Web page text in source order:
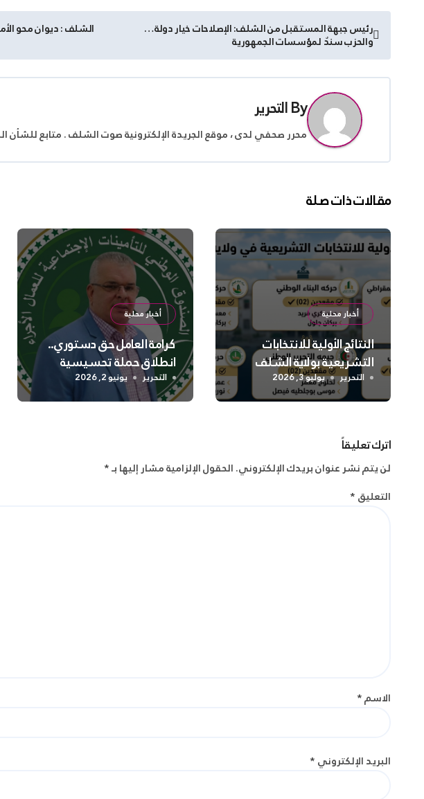
تصفّح
المقالات
رئيس جبهة المستقبل من الشلف: الإصلاحات خيار دولة…
والحزب سندٌ لمؤسسات الجمهورية
الشلف : ديوان محو
Byالتحرير
محرر صحفي لدى ، موقع الجريدة الإلكترونية صوت الشلف . متابع للشأن
مقالات ذات صلة
أخبار محلية
النتائج الأولية للانتخابات
التشريعية بولاية الشلف
التحرير يوليو 3, 2026
أخبار محلية
كرامة العامل حق دستوري..
انطلاق حملة تحسيسية
واسعة لتعزيز السلامة
الجسدية والنفسية بالشلف
التحرير يونيو 2, 2026
اترك تعليقاً
لن يتم نشر عنوان بريدك الإلكتروني.الحقول الإلزامية مشار إليها بـ*
التعليق*
الاسم*
البريد الإلكتروني*